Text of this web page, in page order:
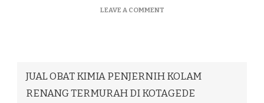
LEAVE A COMMENTON
RENANG
DI
JUAL OBAT KIMIA PENJERNIH KOLAM
RENANG TERMURAH DI KOTAGEDE